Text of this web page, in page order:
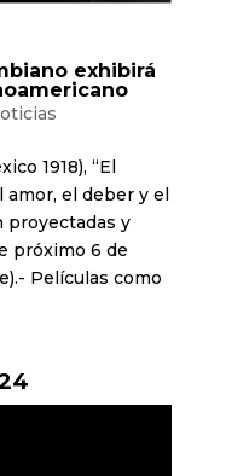
exhibirá
1918), “El
amor, el deber y el
proyectadas y
próximo 6 de
Películas como